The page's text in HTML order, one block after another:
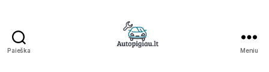
Paieška Meniu